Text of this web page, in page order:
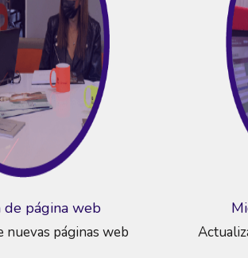
de página web
nuevas páginas web